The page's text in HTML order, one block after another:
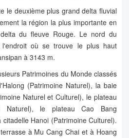
le deuxième plus grand delta fluvial
la région la plus importante en
du fleuve Rouge. Le nord du
l'endroit où se trouve le plus haut
à 3143 m.
Patrimoines du Monde classés
(Patrimoine Naturel), la baie
Naturel et Culturel), le plateau
Naturel), le plateau Cao Bang
Hanoi (Patrimoine Culturel).
à Mu Cang Chai et à Hoang